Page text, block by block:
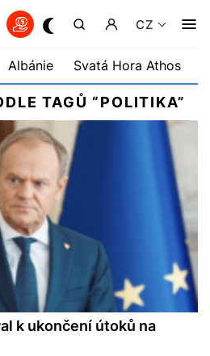
CZ
Albánie Svatá Hora Athos
TAGŮ “POLITIKA”
k ukončení útoků na